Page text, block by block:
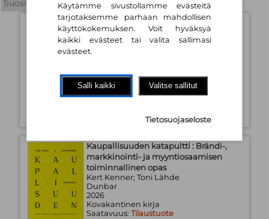
Rakkaudesta kirppistelyyn - Löydä,
kierrätä, kunnosta, huolla
Hanna Kärkinen
Readme.fi
Kovakantinen kirja
Saatavuus:
Tilaustuote
Kaupallisuuden katapultti : Brändi-,
markkinointi- ja myyntiosaamisen
toiminnallinen opas
Kert Kenner; Toni Lähde
Dunbar
2026
Kovakantinen kirja
Saatavuus: Tilaustuote
Käytämme sivustollamme evästeitä
tarjotaksemme parhaan mahdollisen
käyttökokemuksen. Voit hyväksyä
kaikki evästeet tai valita sallimasi
evästeet.
Salli kaikki Valitse sallitut
Tietosuojaseloste